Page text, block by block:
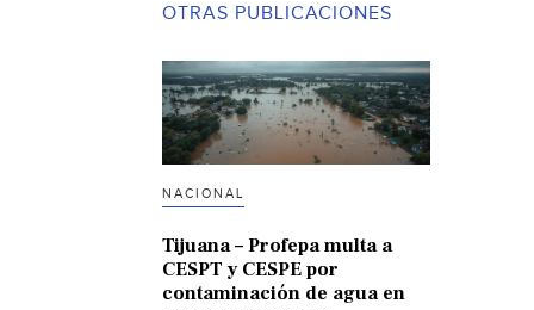
OTRAS PUBLICACIONES
NACIONAL
Tijuana – Profepa multa a
CESPT y CESPE por
contaminación de agua en